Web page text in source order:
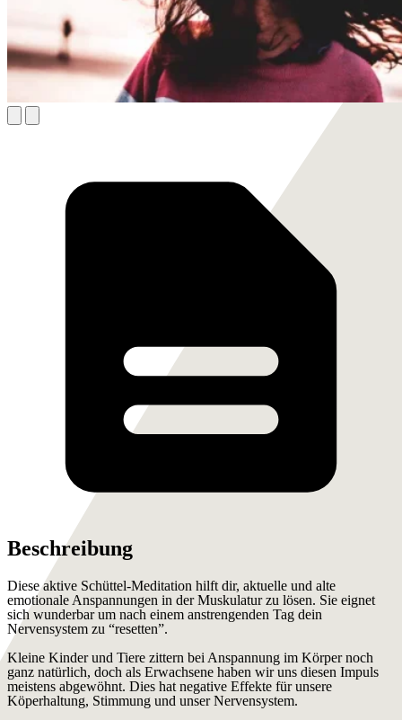
Beschreibung
Diese aktive Schüttel-Meditation hilft dir, aktuelle und alte
emotionale Anspannungen in der Muskulatur zu lösen. Sie eignet
sich wunderbar um nach einem anstrengenden Tag dein
Nervensystem zu “resetten”.
Kleine Kinder und Tiere zittern bei Anspannung im Körper noch
ganz natürlich, doch als Erwachsene haben wir uns diesen Impuls
meistens abgewöhnt. Dies hat negative Effekte für unsere
Köperhaltung, Stimmung und unser Nervensystem.